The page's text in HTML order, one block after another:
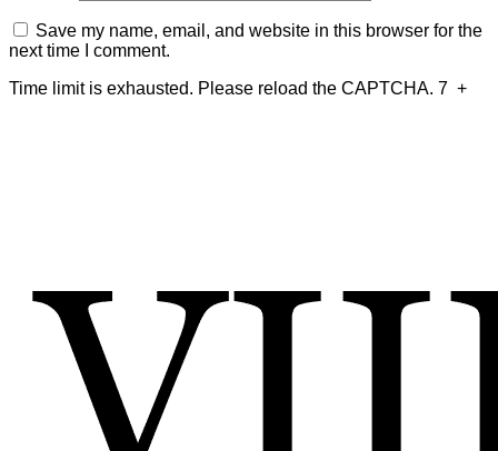
Save my name, email, and website in this browser for the
next time I comment.
Time limit is exhausted. Please reload the CAPTCHA. 7 +